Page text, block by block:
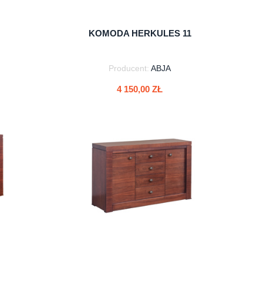
KOMODA HERKULES 11
Producent: ABJA
4 150,00 ZŁ
do koszyka